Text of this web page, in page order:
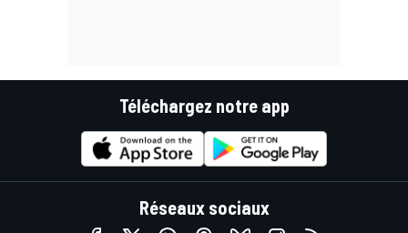
Téléchargez notre app
Réseaux sociaux